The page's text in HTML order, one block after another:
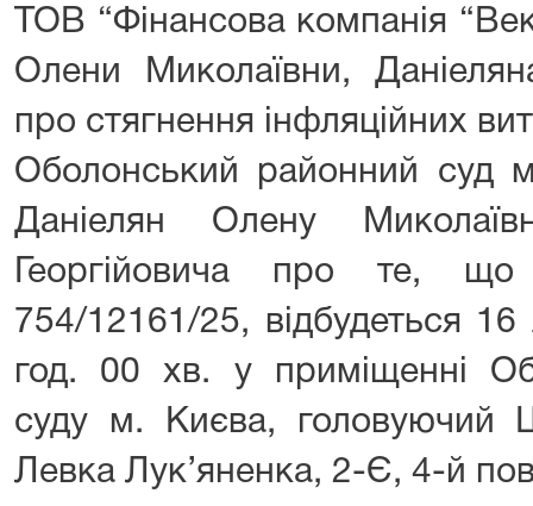
ТОВ “Фінансова компанія
Олени Миколаївни,
про стягнення інфляційних
Оболонський районний суд
Даніелян Олену
Георгійовича про те,
754/12161/25, відбудеться
год. 00 хв. у приміщенні
суду м. Києва, головуючий
Левка Лук’яненка, 2-Є, 4-й